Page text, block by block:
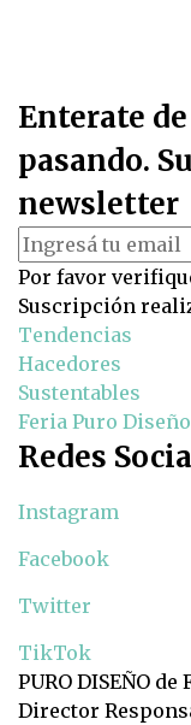
Enterate
pasando.
newsletter
Por favor
Suscripción
Tendencias
Hacedores
Sustentables
Feria Puro
Redes
Instagram
Facebook
Twitter
TikTok
PURO DISEÑO de
Director